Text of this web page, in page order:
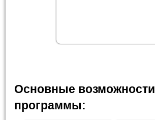
Основные возможности
программы: